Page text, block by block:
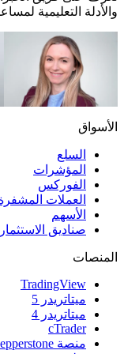
والأدلة التعليمية
Caroline Tidman
رئيس قسم المحتوى
الأسواق
السلع
المؤشرات
الفوركس
العملات
الأسهم
صناديق
المنصات
TradingView
ميتاتريدر 5
ميتاتريدر 4
cTrader
منصة Pepperstone